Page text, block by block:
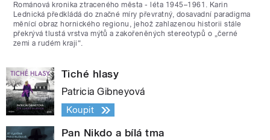
Románová kronika ztraceného města - léta 1945–1961. Karin
Lednická předkládá do značné míry převratný, dosavadní paradigma
měnící obraz hornického regionu, jehož zahlazenou historii stále
překrývá tlustá vrstva mýtů a zakořeněných stereotypů o „černé
zemi a rudém kraji“.
Tiché hlasy
Patricia Gibneyová
Koupit
Pan Nikdo a bílá tma